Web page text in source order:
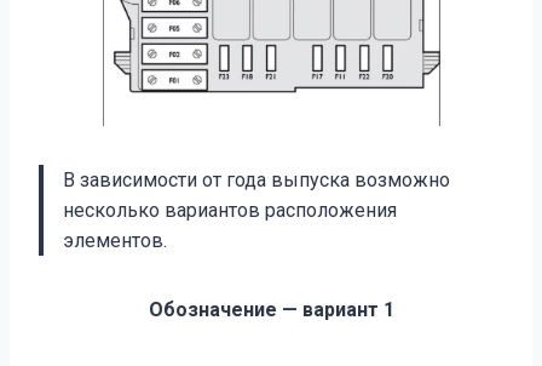
В зависимости от года выпуска возможно
несколько вариантов расположения
элементов.
Обозначение — вариант 1